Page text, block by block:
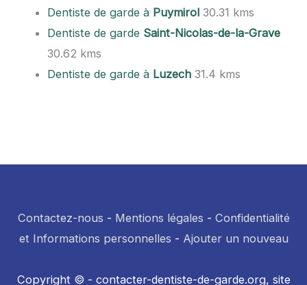
Dentiste de garde à Puymirol 30.31 kms
Dentiste de garde Saint-Nicolas-de-la-Grave
30.62 kms
Dentiste de garde à Luzech 31.4 kms
Contactez-nous - Mentions légales - Confidentialité
et Informations personnelles - Ajouter un nouveau
Copyright © - contacter-dentiste-de-garde.org, site